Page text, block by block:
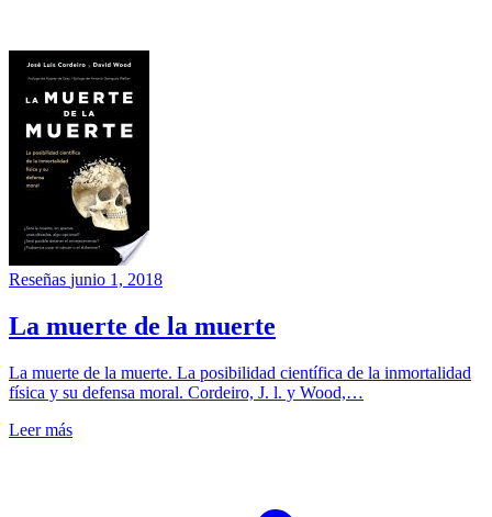
Reseñas junio 1, 2018
La muerte de la muerte
La muerte de la muerte. La posibilidad científica de la inmortalidad
física y su defensa moral. Cordeiro, J. l. y Wood,…
Leer más